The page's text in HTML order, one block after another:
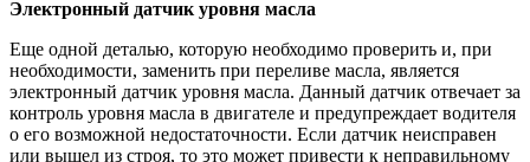
Электронный датчик уровня масла
Еще одной деталью, которую необходимо проверить и, при
необходимости, заменить при переливе масла, является
электронный датчик уровня масла. Данный датчик отвечает за
контроль уровня масла в двигателе и предупреждает водителя
о его возможной недостаточности. Если датчик неисправен
или вышел из строя, то это может привести к неправильному